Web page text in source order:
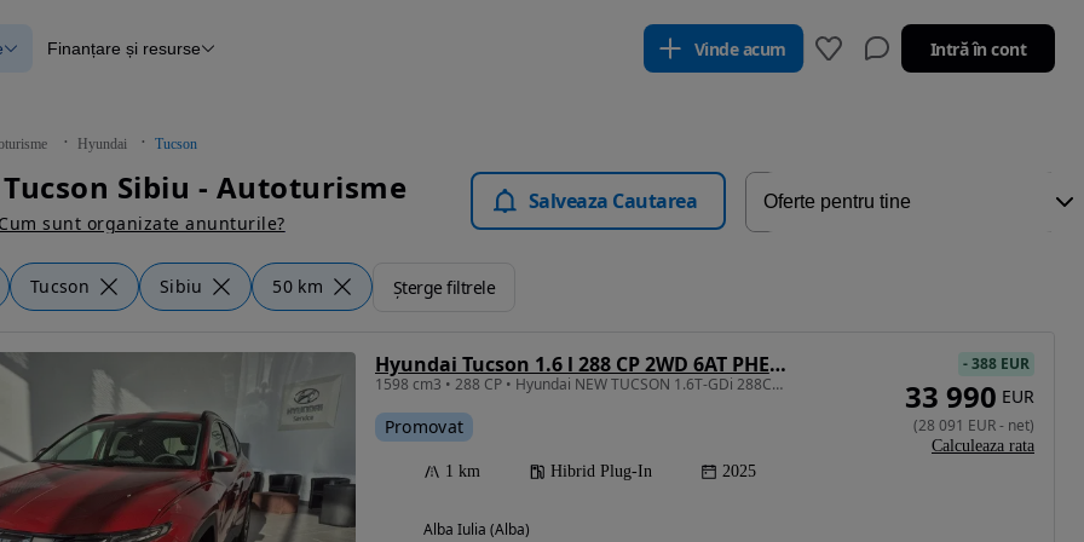
verificate
Blog Autovit.ro
Finanțare și resurse Vinde acum Intră în cont
Hyundai Tucson
Sibiu - Autoturisme
Cum sunt organizate anunturile?
Salveaza Cautarea
Tucson Sibiu 50 km Șterge filtrele
Hyundai Tucson 1.6 l 288 CP 2WD 6AT PHEV Style
1598 cm3 • 288 CP • Hyundai NEW TUCSON 1.6T-GDi 288CP Hybrid Plug-in 2WD 6AT Style
Promovat
1 km Hibrid Plug-In 2025
Alba Iulia (Alba)
-388 EUR
33 990 EUR
(28 091 EUR- net)
Calculeaza rata